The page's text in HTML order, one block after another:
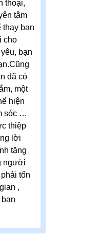
thoại,
tâm
thay bạn
cho
bạn
đã có
một
hiện
sóc …
thiệp
lời
tặng
người
tốn
,